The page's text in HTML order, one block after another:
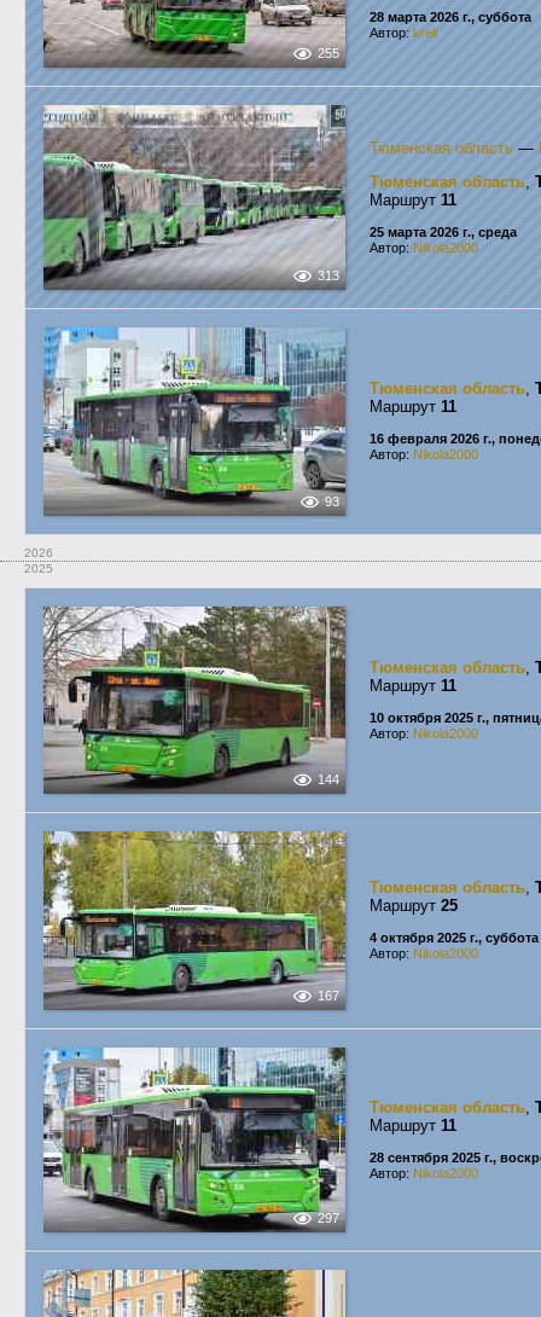
255
28 марта 2026 г., суббота
Автор: krell
313
Тюменская область —
Тюменская область,
Маршрут 11
25 марта 2026 г., среда
Автор: Nikola2000
93
Тюменская область,
Маршрут 11
16 февраля 2026 г.,
Автор: Nikola2000
2026
2025
144
Тюменская область,
Маршрут 11
10 октября 2025 г.,
Автор: Nikola2000
167
Тюменская область,
Маршрут 25
4 октября 2025 г., суббота
Автор: Nikola2000
297
Тюменская область,
Маршрут 11
28 сентября 2025 г.,
Автор: Nikola2000